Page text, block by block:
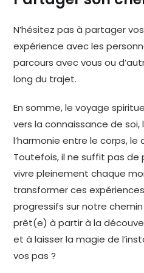
N’hésitez pas à partager
expérience avec les
parcours avec vous ou
long du trajet.
En somme, le voyage
vers la connaissance de
l’harmonie entre le corps, le
Toutefois, il ne suffit pas
vivre pleinement chaque
transformer ces
progressifs sur notre
prêt(e) à partir à la
et à laisser la magie de
vos pas ?